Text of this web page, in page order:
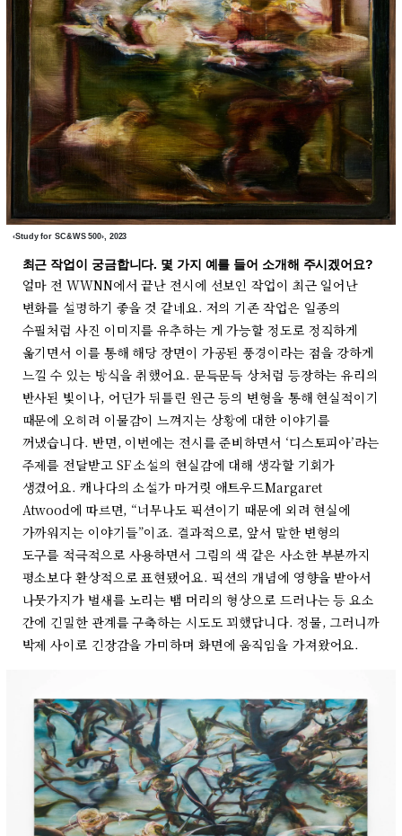
‹Study for SC&WS 500›, 2023
최근 작업이 궁금합니다. 몇 가지 예를 들어 소개해 주시겠어요?
얼마 전 WWNN에서 끝난 전시에 선보인 작업이 최근 일어난
변화를 설명하기 좋을 것 같네요. 저의 기존 작업은 일종의
수필처럼 사진 이미지를 유추하는 게 가능할 정도로 정직하게
옮기면서 이를 통해 해당 장면이 가공된 풍경이라는 점을 강하게
느낄 수 있는 방식을 취했어요. 문득문득 상처럼 등장하는 유리의
반사된 빛이나, 어딘가 뒤틀린 원근 등의 변형을 통해 현실적이기
때문에 오히려 이물감이 느껴지는 상황에 대한 이야기를
꺼냈습니다. 반면, 이번에는 전시를 준비하면서 ‘디스토피아’라는
주제를 전달받고 SF 소설의 현실감에 대해 생각할 기회가
생겼어요. 캐나다의 소설가 마거릿 애트우드Margaret
Atwood에 따르면, “너무나도 픽션이기 때문에 외려 현실에
가까워지는 이야기들”이죠. 결과적으로, 앞서 말한 변형의
도구를 적극적으로 사용하면서 그림의 색 같은 사소한 부분까지
평소보다 환상적으로 표현됐어요. 픽션의 개념에 영향을 받아서
나뭇가지가 벌새를 노리는 뱀 머리의 형상으로 드러나는 등 요소
간에 긴밀한 관계를 구축하는 시도도 꾀했답니다. 정물, 그러니까
박제 사이로 긴장감을 가미하며 화면에 움직임을 가져왔어요.